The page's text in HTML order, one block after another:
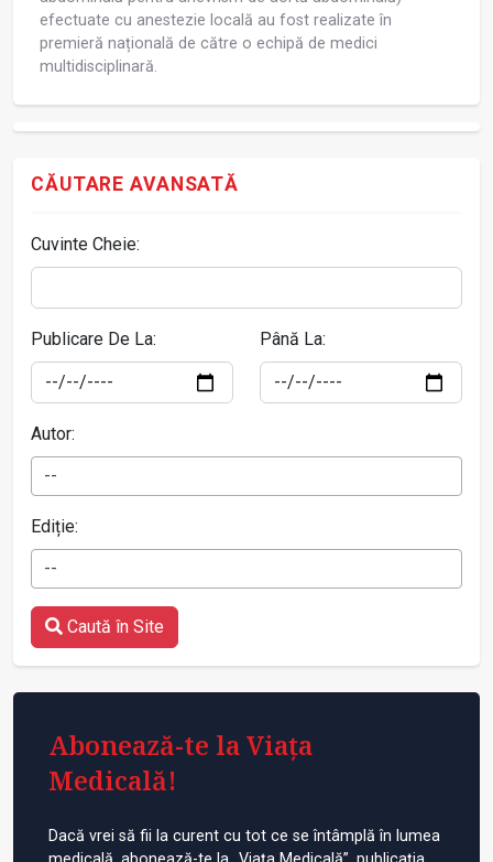
efectuate cu anestezie locală au fost realizate în
premieră națională de către o echipă de medici
multidisciplinară.
CĂUTARE AVANSATĂ
Cuvinte Cheie:
Publicare De La: Până La:
Autor:
--
Ediție:
--
Caută în Site
Abonează-te la Viața
Medicală!
Dacă vrei să fii la curent cu tot ce se întâmplă în lumea